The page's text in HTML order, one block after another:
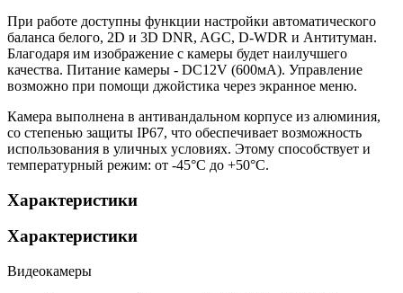
При работе доступны функции настройки автоматического
баланса белого, 2D и 3D DNR, AGC, D-WDR и Антитуман.
Благодаря им изображение с камеры будет наилучшего
качества. Питание камеры - DC12V (600мА). Управление
возможно при помощи джойстика через экранное меню.
Камера выполнена в антивандальном корпусе из алюминия,
со степенью защиты IP67, что обеспечивает возможность
использования в уличных условиях. Этому способствует и
температурный режим: от -45°С до +50°С.
Характеристики
Характеристики
Видеокамеры